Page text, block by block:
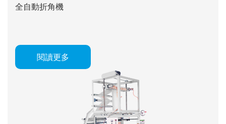
全自動折角機
閱讀更多